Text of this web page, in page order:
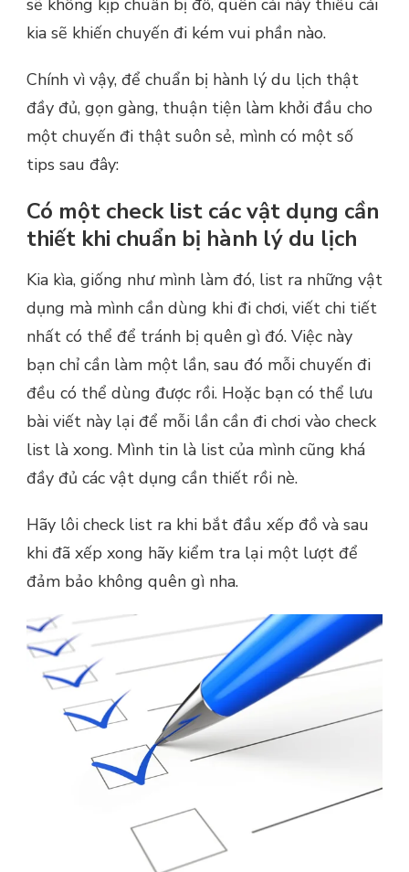
kia sẽ khiến chuyến đi kém vui phần nào.
Chính vì vậy, để chuẩn bị hành lý du lịch thật
đầy đủ, gọn gàng, thuận tiện làm khởi đầu cho
một chuyến đi thật suôn sẻ, mình có một số
tips sau đây:
Có một check list các vật dụng cần
thiết khi chuẩn bị hành lý du lịch
Kia kìa, giống như mình làm đó, list ra những vật
dụng mà mình cần dùng khi đi chơi, viết chi tiết
nhất có thể để tránh bị quên gì đó. Việc này
bạn chỉ cần làm một lần, sau đó mỗi chuyến đi
đều có thể dùng được rồi. Hoặc bạn có thể lưu
bài viết này lại để mỗi lần cần đi chơi vào check
list là xong. Mình tin là list của mình cũng khá
đầy đủ các vật dụng cần thiết rồi nè.
Hãy lôi check list ra khi bắt đầu xếp đồ và sau
khi đã xếp xong hãy kiểm tra lại một lượt để
đảm bảo không quên gì nha.